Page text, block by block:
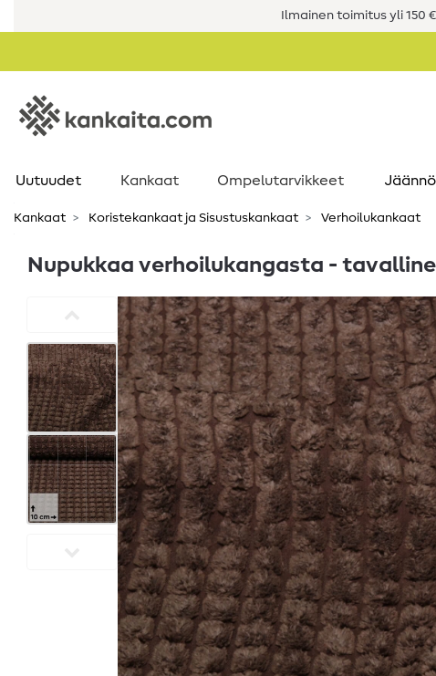
Ilmainen toimitus yli 150
Uutuudet Kankaat Ompelutarvikkeet
Kankaat Koristekankaat ja Sisustuskankaat Verhoilukankaat
Nupukkaa verhoilukangasta -